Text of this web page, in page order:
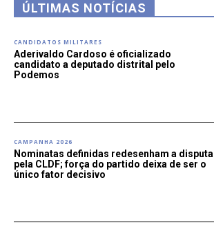
ÚLTIMAS NOTÍCIAS
CANDIDATOS MILITARES
Aderivaldo Cardoso é oficializado
candidato a deputado distrital pelo
Podemos
CAMPANHA 2026
Nominatas definidas redesenham a disputa
pela CLDF; força do partido deixa de ser o
único fator decisivo